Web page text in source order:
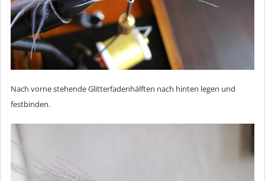
Nach vorne stehende Glitterfadenhälften nach hinten legen und
festbinden.